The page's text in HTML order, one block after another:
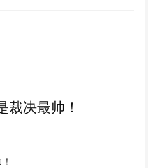
裁决最帅！
...